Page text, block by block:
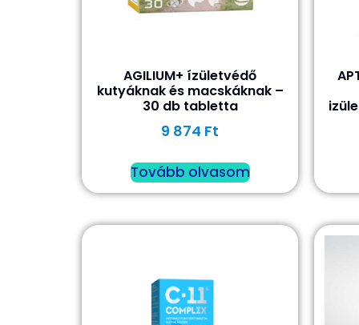
AGILIUM+ ízületvédő
kutyáknak és macskáknak –
30 db tabletta
9 874 Ft
Tovább olvasom